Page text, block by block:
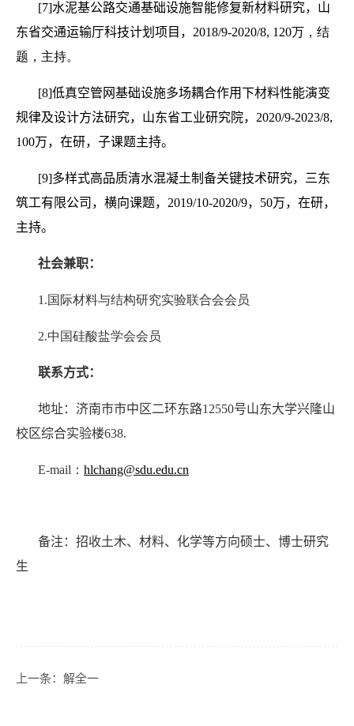
[7]水泥基公路交通基础设施智能修复新材料研究，山
东省交通运输厅科技计划项目， 2018/9-2020/8, 120万，结
题，主持。
[8]低真空管网基础设施多场耦合作用下材料性能演变
规律及设计方法研究，山东省工业研究院， 2020/9-2023/8,
100万，在研，子课题主持。
[9]多样式高品质清水混凝土制备关键技术研究，三东
筑工有限公司，横向课题， 2019/10-2020/9， 50万，在研，
主持。
社会兼职：
1.国际材料与结构研究实验联合会会员
2.中国硅酸盐学会会员
联系方式：
地址：济南市市中区二环东路12550号山东大学兴隆山
校区综合实验楼638.
E-mail： hlchang@sdu.edu.cn
备注：招收土木、材料、化学等方向硕士、博士研究
生
上一条： 解全一